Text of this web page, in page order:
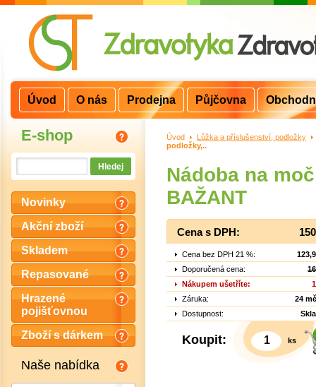
E-shop
Novinky
Akční zboží
Skladem
Repasované
Hrazené
pojišťovnou
Zboží s dárkem
Naše nabídka
Úvod > Lůžka a příslušenství, podložky >
podložky,..
Nádoba na
BAŽANT
Cena s DPH:
Cena bez DPH 21 %:
Doporučená cena:
Nákupem ušetříte:
Záruka:
24
Dostupnost:
Koupit: ks
Úvod O nás Prodejna Půjčovna